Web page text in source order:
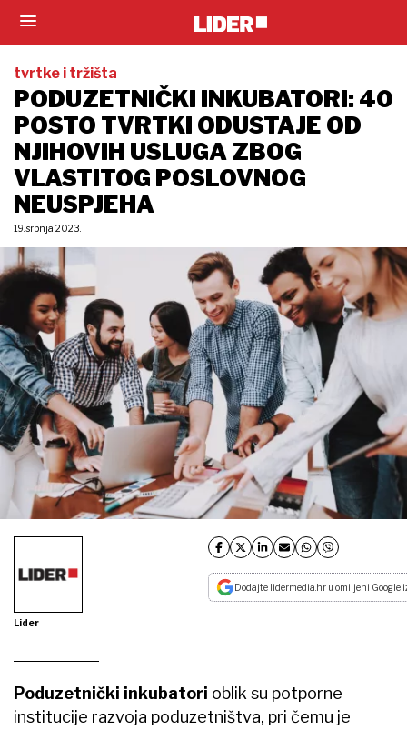
tvrtke i tržišta
PODUZETNIČKI INKUBATORI: 40
POSTO TVRTKI ODUSTAJE OD
NJIHOVIH USLUGA ZBOG
VLASTITOG POSLOVNOG
NEUSPJEHA
19. srpnja 2023.
Lider
Dodajte lidermedia.hr u omiljeni Google
Poduzetnički inkubatori oblik su potporne
institucije razvoja poduzetništva, pri čemu je